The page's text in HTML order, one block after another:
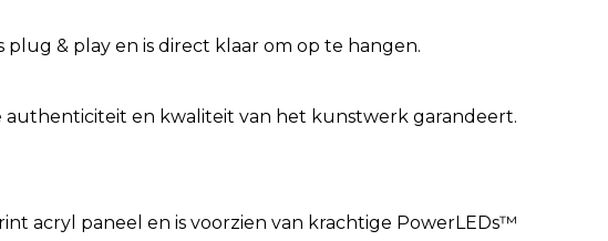
& play en is direct klaar om op te hangen.
en kwaliteit van het kunstwerk garandeert.
acryl paneel en is voorzien van krachtige PowerLEDs™